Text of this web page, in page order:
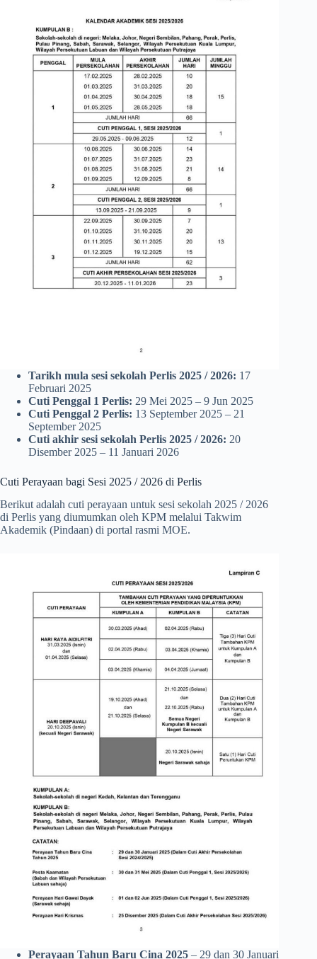
Tarikh mula sesi sekolah Perlis 2025 / 2026: 17
Februari 2025
Cuti Penggal 1 Perlis: 29 Mei 2025 – 9 Jun 2025
Cuti Penggal 2 Perlis: 13 September 2025 – 21
September 2025
Cuti akhir sesi sekolah Perlis 2025 / 2026: 20
Disember 2025 – 11 Januari 2026
Cuti Perayaan bagi Sesi 2025 / 2026 di Perlis
Berikut adalah cuti perayaan untuk sesi sekolah 2025 / 2026
di Perlis yang diumumkan oleh KPM melalui Takwim
Akademik (Pindaan) di portal rasmi MOE.
Perayaan Tahun Baru Cina 2025 – 29 dan 30 Januari